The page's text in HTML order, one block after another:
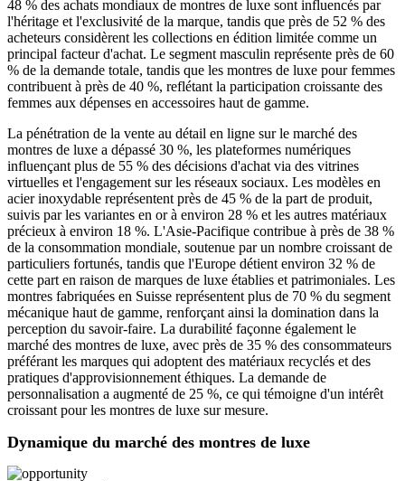
48 % des achats mondiaux de montres de luxe sont influencés par
l'héritage et l'exclusivité de la marque, tandis que près de 52 % des
acheteurs considèrent les collections en édition limitée comme un
principal facteur d'achat. Le segment masculin représente près de 60
% de la demande totale, tandis que les montres de luxe pour femmes
contribuent à près de 40 %, reflétant la participation croissante des
femmes aux dépenses en accessoires haut de gamme.
La pénétration de la vente au détail en ligne sur le marché des
montres de luxe a dépassé 30 %, les plateformes numériques
influençant plus de 55 % des décisions d'achat via des vitrines
virtuelles et l'engagement sur les réseaux sociaux. Les modèles en
acier inoxydable représentent près de 45 % de la part de produit,
suivis par les variantes en or à environ 28 % et les autres matériaux
précieux à environ 18 %. L'Asie-Pacifique contribue à près de 38 %
de la consommation mondiale, soutenue par un nombre croissant de
particuliers fortunés, tandis que l'Europe détient environ 32 % de
cette part en raison de marques de luxe établies et patrimoniales. Les
montres fabriquées en Suisse représentent plus de 70 % du segment
mécanique haut de gamme, renforçant ainsi la domination dans la
perception du savoir-faire. La durabilité façonne également le
marché des montres de luxe, avec près de 35 % des consommateurs
préférant les marques qui adoptent des matériaux recyclés et des
pratiques d'approvisionnement éthiques. La demande de
personnalisation a augmenté de 25 %, ce qui témoigne d'un intérêt
croissant pour les montres de luxe sur mesure.
Dynamique du marché des montres de luxe